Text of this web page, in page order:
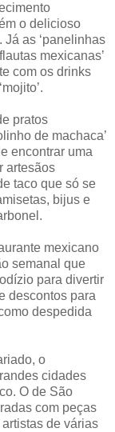
o delicioso
Já as ‘panelinhas
mexicanas’
com os drinks
pratos
de machaca’
encontrar uma
artesãos
taco que só se
bijus e
mexicano
semanal que
para divertir
descontos para
despedida
o
cidades
O de São
com peças
de várias